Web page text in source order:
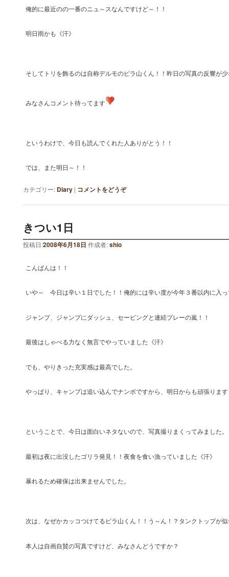
俺的に最近のの一番のニュ～スなんですけど～！！
明日雨かも《汗》
そしてトリを飾るのは自称デルモのピラ山くん！！昨日の写真の反響が
みなさんコメント待ってます
というわけで、今日も読んでくれた人ありがとう！！
では、また明日～！！
カテゴリー: Diary | コメントをどうぞ
きつい1日
投稿日:2008年6月18日 作成者:shio
こんばんは！！
いや～ 今日は辛い１日でした！！俺的には辛い度が今年３番以内に入
ジャンプ、ジャンプにダッシュ、セービングと連続プレーの嵐！！
最後はしゃべる力なく無言でやっていました《汗》
でも、やりきった充実感は最高でした。
やっぱり、キャンプは追い込んでナンボですから、明日からも頑張りま
ということで、今日は面白いネタないので、写真撮りまくってみました。
最初は夜に出没したゴリラ発見！！夜食を食い漁っていました《汗》
暴れるため確保は出来ませんでした。
次は、なぜかカッコつけてるピラ山くん！！う～ん！？ タンクトップが
本人は自画自賛の写真ですけど、みなさんどうですか？